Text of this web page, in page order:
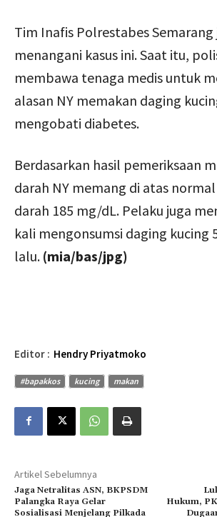
Tim Inafis Polrestabes
menangani kasus ini. Saat itu,
membawa tenaga medis untuk
alasan NY memakan daging
mengobati diabetes.
Berdasarkan hasil pemeriksaan
darah NY memang di atas
darah 185 mg/dL. Pelaku juga
kali mengonsumsi daging kucing
lalu. (mia/bas/jpg)
Editor : Hendry Priyatmoko
#bapakkos kucing makan
Artikel Sebelumnya
Jaga Netralitas ASN, BKPSDM
Palangka Raya Gelar
Sosialisasi Menjelang Pilkada
Hukum,